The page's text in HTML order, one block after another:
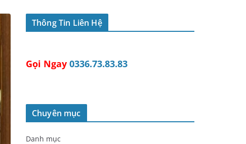
Thông Tin Liên Hệ
Gọi Ngay 0336.73.83.83
Chuyên mục
Danh mục